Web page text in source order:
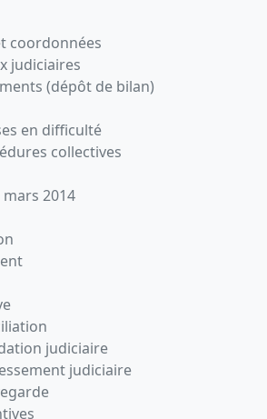
inscription est prise
Designation du bien nanti :
EUROS;
sociale, régimes
(MAJ : 04-12-2025)
2027
PROVENCE ALPES COTE D'AZUR
3e Arrondissement Cedex
:
de l'inscription au greffe :
inscription est prise
Designation du bien nanti :
41993,00 EUROS;
coordonnées
judiciaires
(dépôt de bilan)
en difficulté
collectives
2014
judiciaire
judiciaire